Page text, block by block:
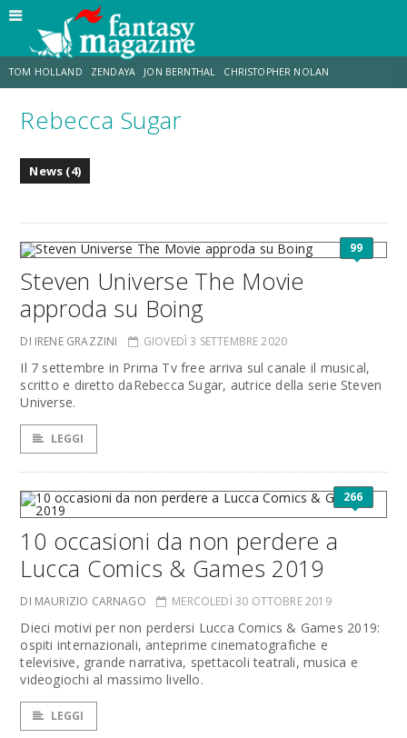
TOM HOLLAND ZENDAYA JON BERNTHAL CHRISTOPHER NOLAN
STRANIMONDI LUCCA COMICS & GAMES
Rebecca Sugar
News (4)
99
Steven Universe The Movie
approda su Boing
DI IRENE GRAZZINI GIOVEDÌ 3 SETTEMBRE 2020
Il 7 settembre in Prima Tv free arriva sul canale il musical,
scritto e diretto daRebecca Sugar, autrice della serie Steven
Universe.
LEGGI
266
10 occasioni da non perdere a
Lucca Comics & Games 2019
DI MAURIZIO CARNAGO MERCOLEDÌ 30 OTTOBRE 2019
Dieci motivi per non perdersi Lucca Comics & Games 2019:
ospiti internazionali, anteprime cinematografiche e
televisive, grande narrativa, spettacoli teatrali, musica e
videogiochi al massimo livello.
LEGGI